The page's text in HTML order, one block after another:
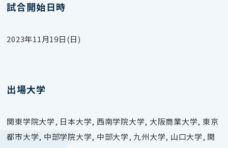
試合開始日時
2023年11月19日(日)
出場大学
関東学院大学, 日本大学, 西南学院大学, 大阪商業大学, 東京
都市大学, 中部学院大学, 中部大学, 九州大学, 山口大学, 関